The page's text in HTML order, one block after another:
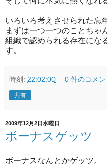
いろいろ考えさせられた忘
まずは一つ一つのことちゃ
組織で認められる存在にな
す。
時刻: 22:02:00 0 件のコメン
共有
2009年12月2日水曜日
ボーナスゲッツ
ボーナスなんとかゲッツ。